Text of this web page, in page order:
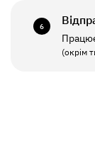
ПН - ПТ
СБ - НД
6
(окрім